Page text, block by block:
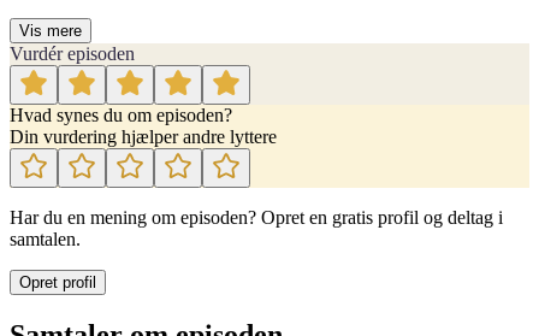
Vis mere
Vurdér episoden
Hvad synes du om episoden?
Din vurdering hjælper andre lyttere
Har du en mening om episoden? Opret en gratis profil og deltag i
samtalen.
Opret profil